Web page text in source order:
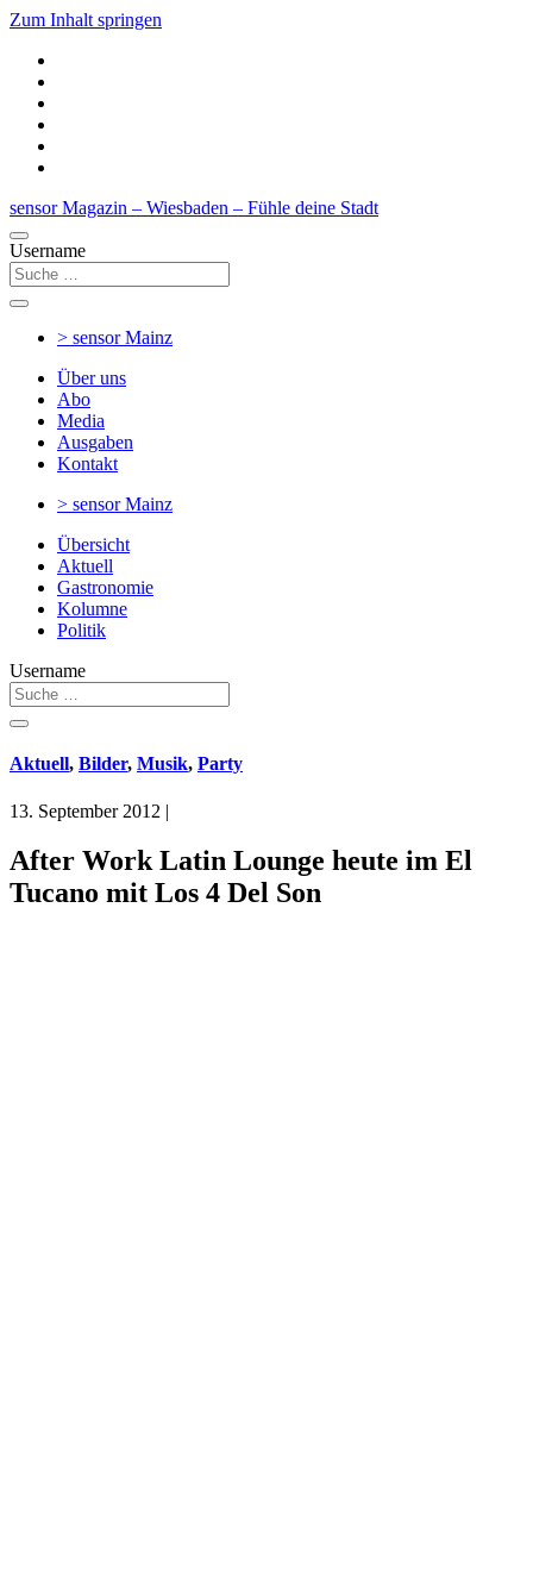
Zum Inhalt springen
sensor Magazin – Wiesbaden – Fühle deine Stadt
Username
> sensorMainz
Über uns
Abo
Media
Ausgaben
Kontakt
> sensorMainz
Übersicht
Aktuell
Gastronomie
Kolumne
Politik
Username
Aktuell, Bilder, Musik, Party
13. September 2012 |
After Work Latin Lounge heute im El
Tucano mit Los 4 Del Son